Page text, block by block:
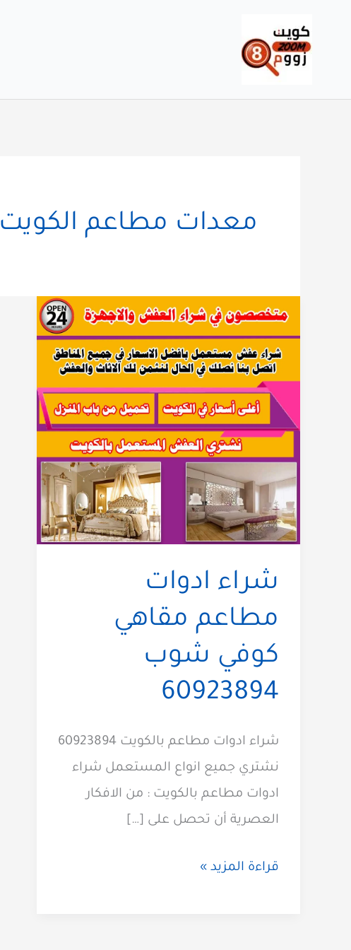
المحتوى
معدات مطاعم الكويت
شراء ادوات
مطاعم مقاهي
كوفي شوب
60923894
شراء ادوات مطاعم بالكويت 60923894
نشتري جميع انواع المستعمل شراء
ادوات مطاعم بالكويت : من الافكار
العصرية أن تحصل على […]
شراء
قراءة المزيد »